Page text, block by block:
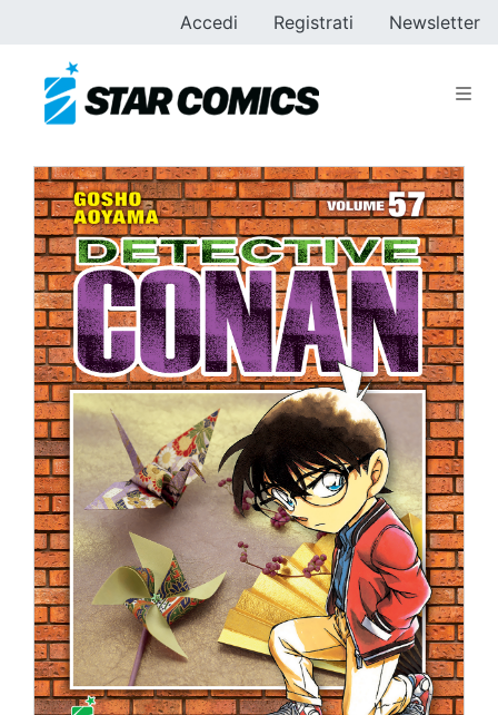
Accedi Registrati Newsletter